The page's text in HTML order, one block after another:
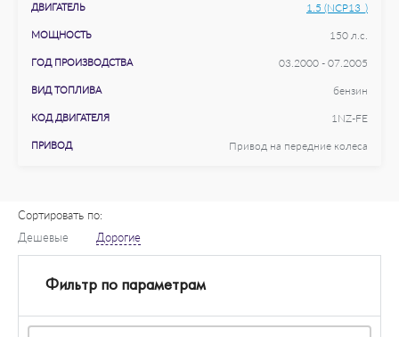
ДВИГАТЕЛЬ 1.5 (NCP13_)
МОЩНОСТЬ 150 л.с.
ГОД ПРОИЗВОДСТВА 03.2000 - 07.2005
ВИД ТОПЛИВА бензин
КОД ДВИГАТЕЛЯ 1NZ-FE
ПРИВОД Привод на передние колеса
Сортировать по:
Дешевые
Дорогие
Фильтр по параметрам